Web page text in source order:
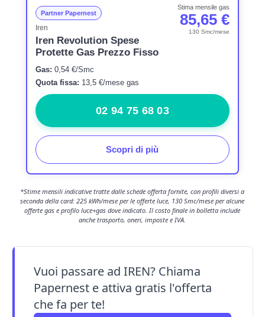
Partner Papernest
Iren
Iren Revolution Spese
Protette Gas Prezzo Fisso
Stima mensile gas
85,65 €
130 Smc/mese
Gas: 0,54 €/Smc
Quota fissa: 13,5 €/mese gas
02 94 75 68 03
Scopri di più
*Stime mensili indicative tratte dalle schede offerta fornite, con profili diversi a
seconda della card: 225 kWh/mese per le offerte luce, 130 Smc/mese per alcune
offerte gas e profilo luce+gas dove indicato. Il costo finale in bolletta include
anche trasporto, oneri, imposte e IVA.
Vuoi passare ad IREN? Chiama
Papernest e attiva gratis l'offerta
che fa per te!